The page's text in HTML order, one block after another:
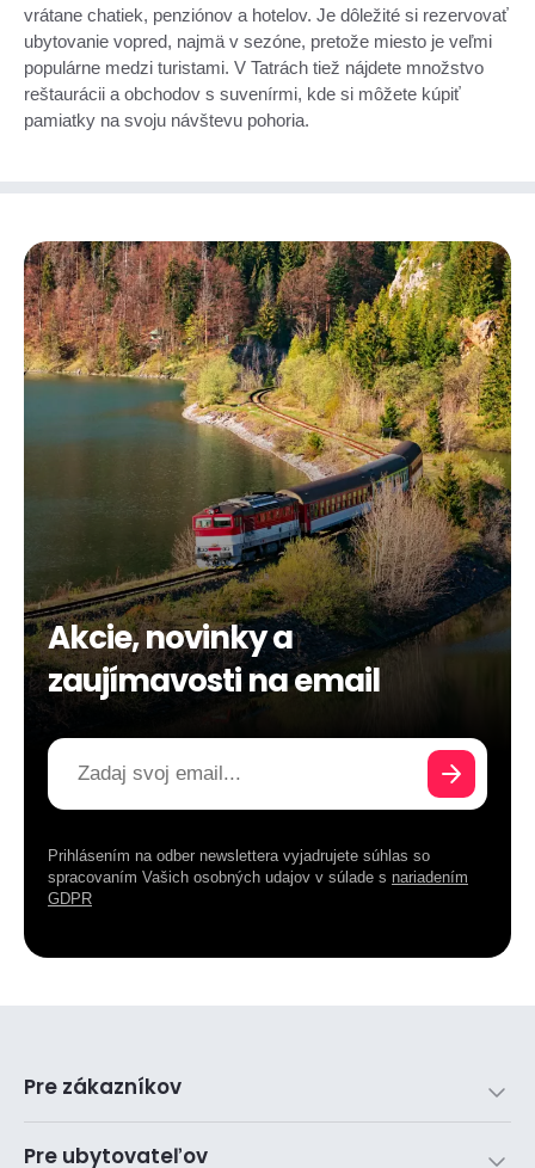
vrátane chatiek, penziónov a hotelov. Je dôležité si rezervovať
ubytovanie vopred, najmä v sezóne, pretože miesto je veľmi
populárne medzi turistami. V Tatrách tiež nájdete množstvo
reštaurácii a obchodov s suvenírmi, kde si môžete kúpiť
pamiatky na svoju návštevu pohoria.
Akcie, novinky a
zaujímavosti na email
Prihlásením na odber newslettera vyjadrujete súhlas so
spracovaním Vašich osobných udajov v súlade s nariadením
GDPR
Pre zákazníkov
Pre ubytovateľov